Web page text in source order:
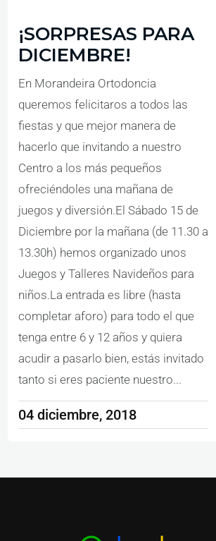
¡SORPRESAS PARA
DICIEMBRE!
En Morandeira Ortodoncia
queremos felicitaros a todos las
fiestas y que mejor manera de
hacerlo que invitando a nuestro
Centro a los más pequeños
ofreciéndoles una mañana de
juegos y diversión.El Sábado 15 de
Diciembre por la mañana (de 11.30 a
13.30h) hemos organizado unos
Juegos y Talleres Navideños para
niños.La entrada es libre (hasta
completar aforo) para todo el que
tenga entre 6 y 12 años y quiera
acudir a pasarlo bien, estás invitado
tanto si eres paciente nuestro...
04 diciembre, 2018